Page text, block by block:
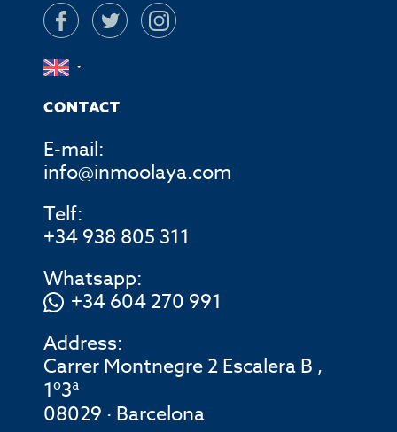
CONTACT
E-mail:
info@inmoolaya.com
Telf:
+34 938 805 311
Whatsapp:
+34 604 270 991
Address:
Carrer Montnegre 2 Escalera B ,
1º3ª
08029 · Barcelona